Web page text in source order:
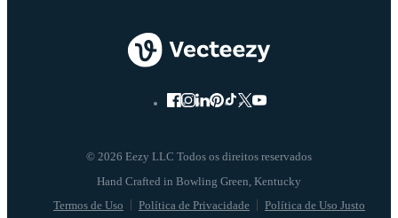
© 2026 Eezy LLC Todos os direitos reservados
Termos de Uso Política de Privacidade Política de Uso Justo